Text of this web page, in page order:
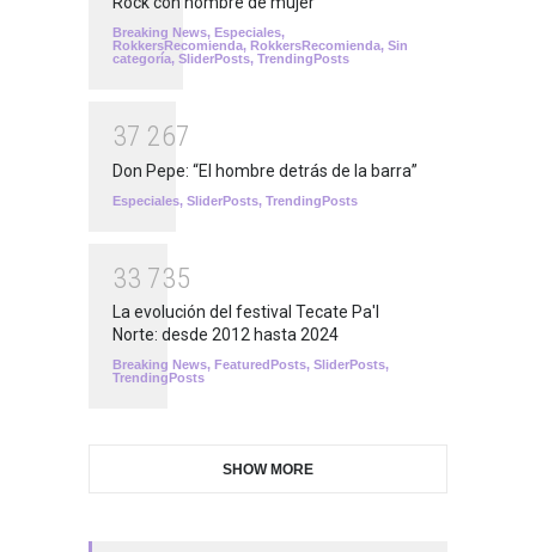
Breaking News, Especiales,
RokkersRecomienda, RokkersRecomienda, Sin
categoría, SliderPosts, TrendingPosts
37 267
Don Pepe: “El hombre detrás de la barra”
Especiales, SliderPosts, TrendingPosts
33 735
La evolución del festival Tecate Pa'l
Norte: desde 2012 hasta 2024
Breaking News, FeaturedPosts, SliderPosts,
TrendingPosts
SHOW MORE